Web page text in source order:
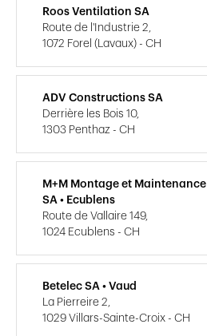
Roos Ventilation SA
Route de l'Industrie 2,
1072 Forel (Lavaux) - CH
ADV Constructions SA
Derrière les Bois 10,
1303 Penthaz - CH
M+M Montage et Maintenance
SA • Ecublens
Route de Vallaire 149,
1024 Ecublens - CH
Betelec SA • Vaud
La Pierreire 2,
1029 Villars-Sainte-Croix - CH